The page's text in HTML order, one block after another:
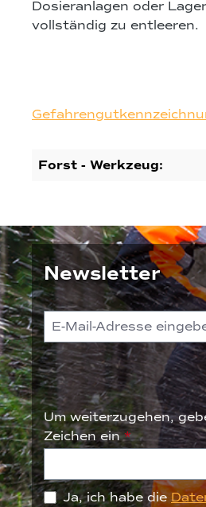
Dosieranlagen oder
vollständig zu entleeren.
Forst - Werkzeug:
Newsletter
Um weiterzugehen,
Zeichen ein*
Ja, ich habe die